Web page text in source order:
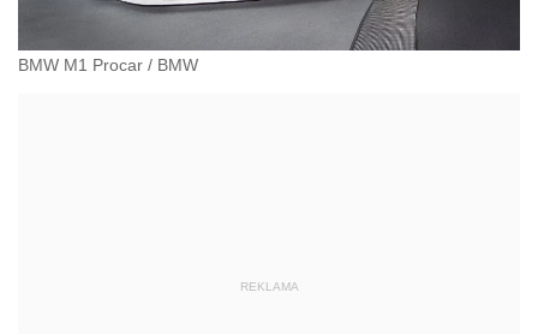
BMW M1 Procar / BMW